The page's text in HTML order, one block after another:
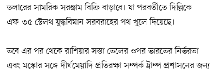
ডলারের সামরিক সরঞ্জাম বিক্রি বাড়াবে। যা পরবর্তীতে দিল্লিকে
এফ-৩৫ স্টেলথ যুদ্ধবিমান সরবরাহের পথ খুলে দিয়েছে।
তবে এর পর থেকে রাশিয়ার সস্তা তেলের ওপর ভারতের নির্ভরতা
এবং মস্কোর সঙ্গে দীর্ঘমেয়াদি প্রতিরক্ষা সম্পর্ক ট্রাম্প প্রশাসনের জন্য